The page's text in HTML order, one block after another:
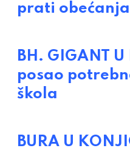
prati obećanja
BH. GIGANT
posao
škola
BURA U